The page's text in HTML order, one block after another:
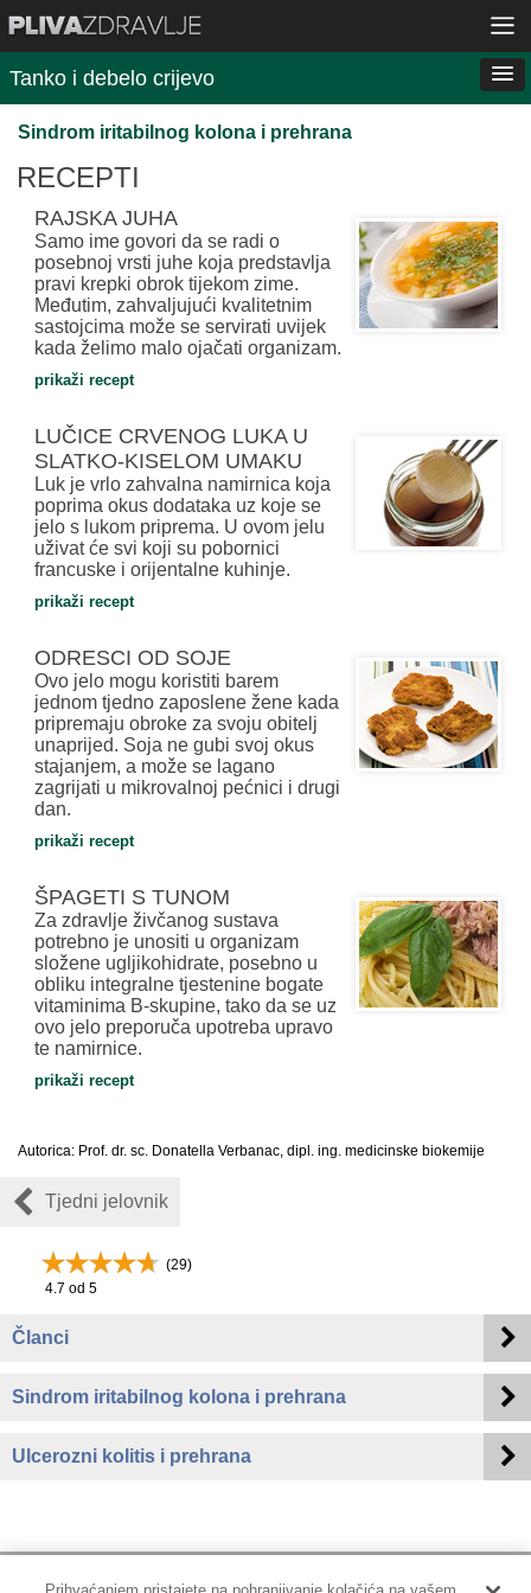
Tanko i debelo crijevo
Sindrom iritabilnog kolona i prehrana
RECEPTI
RAJSKA JUHA
Samo ime govori da se radi o
posebnoj vrsti juhe koja predstavlja
pravi krepki obrok tijekom zime.
Međutim, zahvaljujući kvalitetnim
sastojcima može se servirati uvijek
kada želimo malo ojačati organizam.
prikaži recept
LUČICE CRVENOG LUKA U
SLATKO-KISELOM UMAKU
Luk je vrlo zahvalna namirnica koja
poprima okus dodataka uz koje se
jelo s lukom priprema. U ovom jelu
uživat će svi koji su pobornici
francuske i orijentalne kuhinje.
prikaži recept
ODRESCI OD SOJE
Ovo jelo mogu koristiti barem
jednom tjedno zaposlene žene kada
pripremaju obroke za svoju obitelj
unaprijed. Soja ne gubi svoj okus
stajanjem, a može se lagano
zagrijati u mikrovalnoj pećnici i drugi
dan.
prikaži recept
ŠPAGETI S TUNOM
Za zdravlje živčanog sustava
potrebno je unositi u organizam
složene ugljikohidrate, posebno u
obliku integralne tjestenine bogate
vitaminima B-skupine, tako da se uz
ovo jelo preporuča upotreba upravo
te namirnice.
prikaži recept
Autorica: Prof. dr. sc. Donatella Verbanac, dipl. ing. medicinske biokemije
Tjedni jelovnik
(29)
4.7 od 5
Članci
Sindrom iritabilnog kolona i prehrana
Ulcerozni kolitis i prehrana